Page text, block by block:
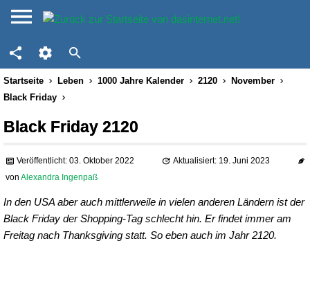
Startseite Leben 1000 Jahre Kalender 2120
November
Black Friday
Black Friday 2120
Veröffentlicht: 03. Oktober 2022
Aktualisiert: 19. Juni 2023
von Alexandra Ingenpaß
In den USA aber auch mittlerweile in vielen anderen Ländern ist der
Black Friday der Shopping-Tag schlecht hin. Er findet immer am
Freitag nach Thanksgiving statt. So eben auch im Jahr 2120.